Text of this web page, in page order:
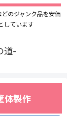
のジャンク品を安価
しています
道-
体製作